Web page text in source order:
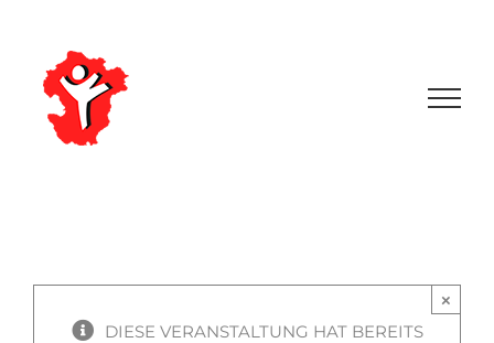
springen
×
DIESE VERANSTALTUNG HAT BEREITS